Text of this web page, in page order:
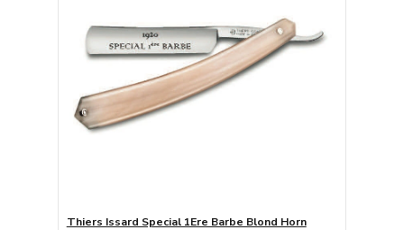
Thiers Issard Special 1Ere Barbe Blond Horn